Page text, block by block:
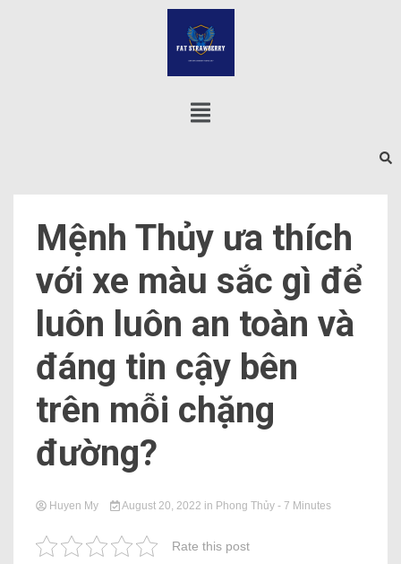
Mệnh Thủy ưa thích
với xe màu sắc gì để
luôn luôn an toàn và
đáng tin cậy bên
trên mỗi chặng
đường?
Huyen My August 20, 2022 in Phong Thủy - 7 Minutes
Rate this post